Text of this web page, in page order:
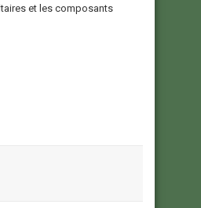
et les composants